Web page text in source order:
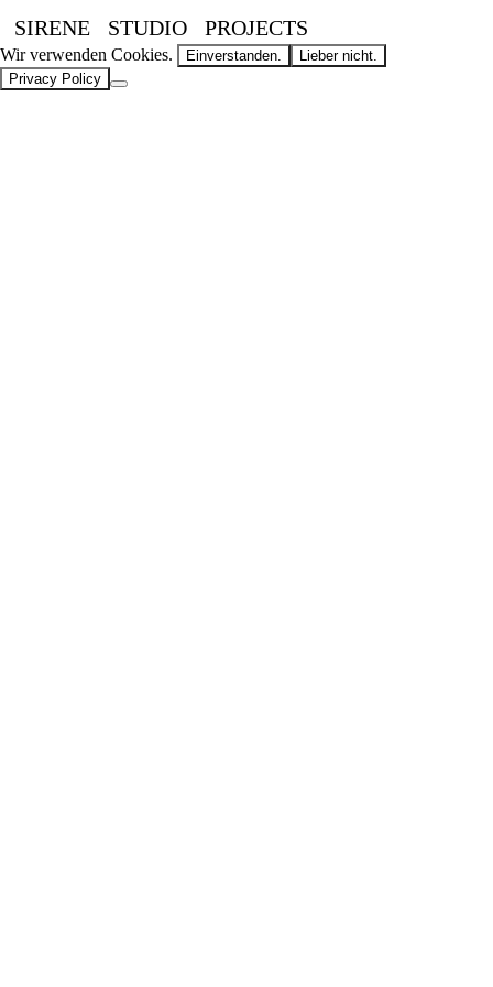
SIRENE STUDIO PROJECTS
Wir verwenden Cookies. Einverstanden.
Lieber nicht.
Privacy Policy